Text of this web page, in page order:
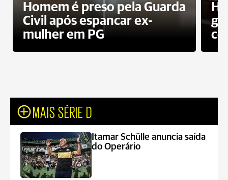
Homem é preso pela Guarda
Civil após espancar ex-
mulher em PG
MAIS SÉRIE D
Itamar Schülle anuncia saída
do Operário